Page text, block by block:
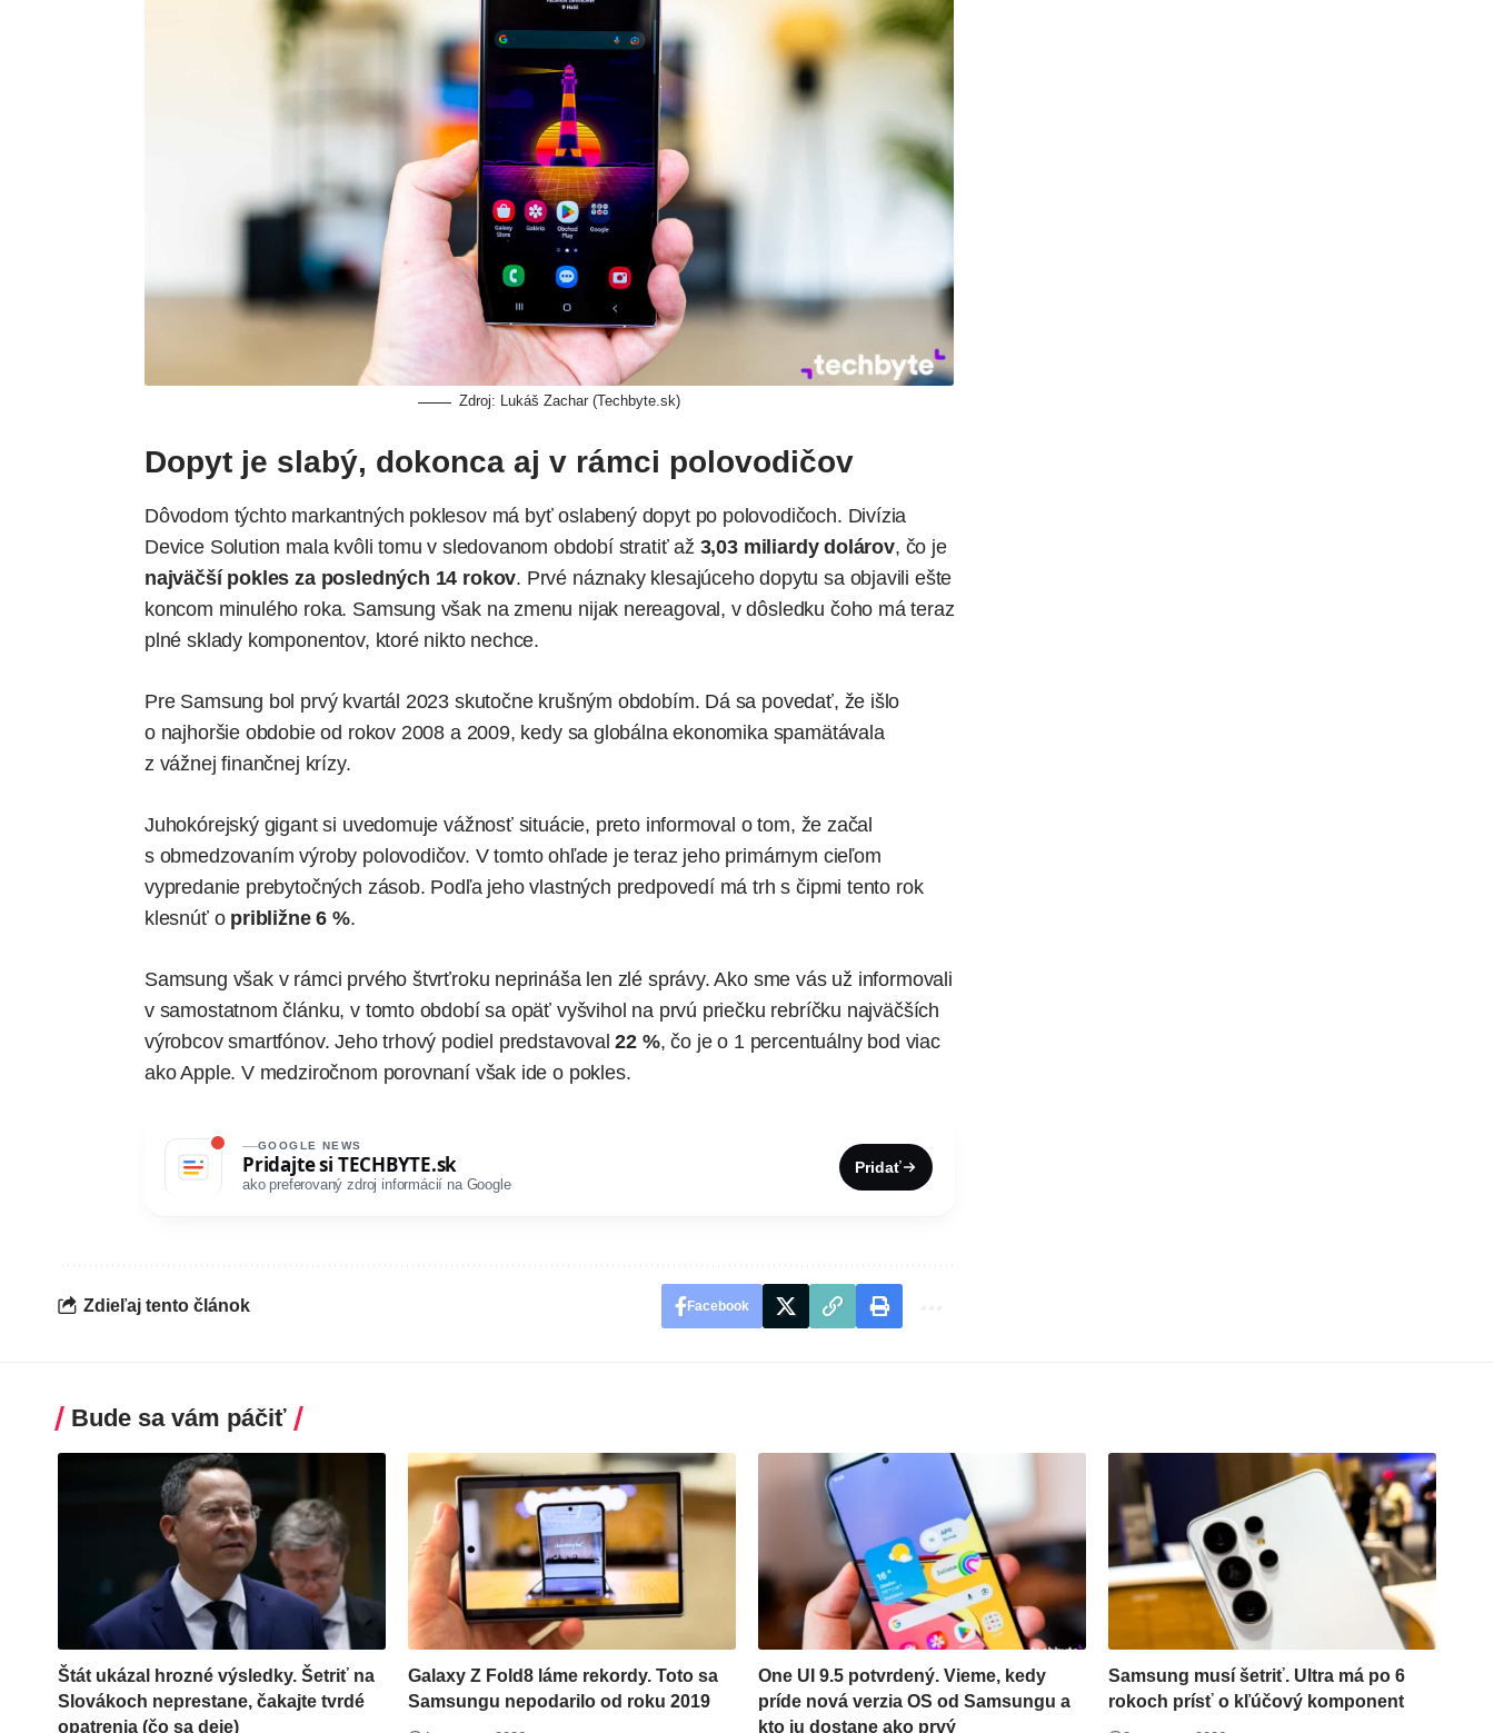
Zdroj: Lukáš Zachar (Techbyte.sk)
Dopyt je slabý, dokonca aj v rámci polovodičov
Dôvodom týchto markantných poklesov má byť oslabený dopyt po polovodičoch. Divízia
Device Solution mala kvôli tomu v sledovanom období stratiť až 3,03 miliardy dolárov, čo je
najväčší pokles za posledných 14 rokov. Prvé náznaky klesajúceho dopytu sa objavili ešte
koncom minulého roka. Samsung však na zmenu nijak nereagoval, v dôsledku čoho má teraz
plné sklady komponentov, ktoré nikto nechce.
Pre Samsung bol prvý kvartál 2023 skutočne krušným obdobím. Dá sa povedať, že išlo
o najhoršie obdobie od rokov 2008 a 2009, kedy sa globálna ekonomika spamätávala
z vážnej finančnej krízy.
Juhokórejský gigant si uvedomuje vážnosť situácie, preto informoval o tom, že začal
s obmedzovaním výroby polovodičov. V tomto ohľade je teraz jeho primárnym cieľom
vypredanie prebytočných zásob. Podľa jeho vlastných predpovedí má trh s čipmi tento rok
klesnúť opribližne 6 %.
Samsung však v rámci prvého štvrťroku neprináša len zlé správy. Ako sme vás už informovali
v samostatnom článku, v tomto období sa opäť vyšvihol na prvú priečku rebríčku najväčších
výrobcov smartfónov. Jeho trhový podiel predstavoval22 %, čo je o 1 percentuálny bod viac
ako Apple. V medziročnom porovnaní však ide o pokles.
GOOGLE NEWS
Pridajte si TECHBYTE.sk
ako preferovaný zdroj informácií na Google
Pridať
Zdieľaj tento článok Facebook
Bude sa vám páčiť
Štát ukázal hrozné výsledky. Šetriť na
Slovákoch neprestane, čakajte tvrdé
opatrenia (čo sa deje)
Galaxy Z Fold8 láme rekordy. Toto sa
Samsungu nepodarilo od roku 2019
One UI 9.5 potvrdený. Vieme, kedy
príde nová verzia OS od Samsungu a
kto ju dostane ako prvý
Samsung musí šetriť. Ultra má po 6
rokoch prísť o kľúčový komponent